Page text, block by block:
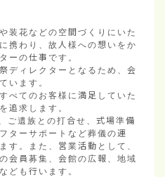
装花などの空間づくりにいた
携わり、故人様への想いをか
ーの仕事です。
ディレクターとなるため、会
います。
べてのお客様に満足していた
追求します。
ご遺族との打合せ、式場準備
ターサポートなど葬儀の運
す。また、営業活動として、
会員募集、会館の広報、地域
ども行います。